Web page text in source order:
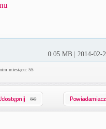
0.05 MB | 2014-02-
miesiącu: 55